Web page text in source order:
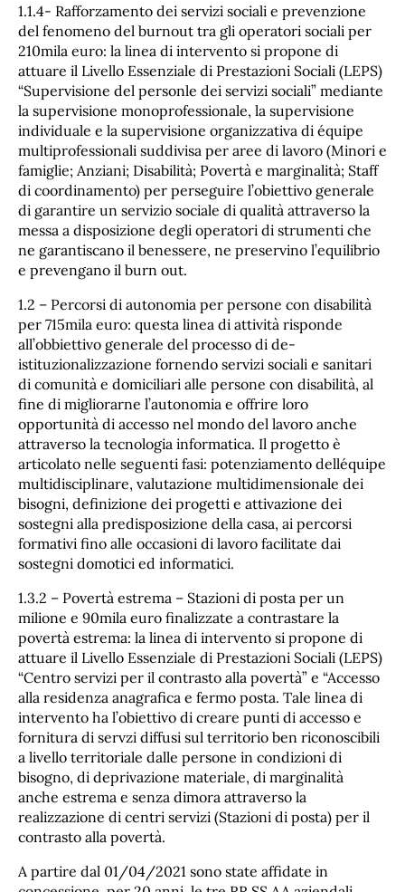
1.1.4- Rafforzamento dei servizi sociali e prevenzione
del fenomeno del burnout tra gli operatori sociali per
210mila euro: la linea di intervento si propone di
attuare il Livello Essenziale di Prestazioni Sociali (LEPS)
“Supervisione del personle dei servizi sociali” mediante
la supervisione monoprofessionale, la supervisione
individuale e la supervisione organizzativa di équipe
multiprofessionali suddivisa per aree di lavoro (Minori e
famiglie; Anziani; Disabilità; Povertà e marginalità; Staff
di coordinamento) per perseguire l’obiettivo generale
di garantire un servizio sociale di qualità attraverso la
messa a disposizione degli operatori di strumenti che
ne garantiscano il benessere, ne preservino l’equilibrio
e prevengano il burn out.
1.2 – Percorsi di autonomia per persone con disabilità
per 715mila euro: questa linea di attività risponde
all’obbiettivo generale del processo di de-
istituzionalizzazione fornendo servizi sociali e sanitari
di comunità e domiciliari alle persone con disabilità, al
fine di migliorarne l’autonomia e offrire loro
opportunità di accesso nel mondo del lavoro anche
attraverso la tecnologia informatica. Il progetto è
articolato nelle seguenti fasi: potenziamento delléquipe
multidisciplinare, valutazione multidimensionale dei
bisogni, definizione dei progetti e attivazione dei
sostegni alla predisposizione della casa, ai percorsi
formativi fino alle occasioni di lavoro facilitate dai
sostegni domotici ed informatici.
1.3.2 – Povertà estrema – Stazioni di posta per un
milione e 90mila euro finalizzate a contrastare la
povertà estrema: la linea di intervento si propone di
attuare il Livello Essenziale di Prestazioni Sociali (LEPS)
“Centro servizi per il contrasto alla povertà” e “Accesso
alla residenza anagrafica e fermo posta. Tale linea di
intervento ha l’obiettivo di creare punti di accesso e
fornitura di servzi diffusi sul territorio ben riconoscibili
a livello territoriale dalle persone in condizioni di
bisogno, di deprivazione materiale, di marginalità
anche estrema e senza dimora attraverso la
realizzazione di centri servizi (Stazioni di posta) per il
contrasto alla povertà.
A partire dal 01/04/2021 sono state affidate in